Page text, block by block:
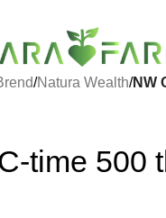
/Natura Wealth/NW
time 500